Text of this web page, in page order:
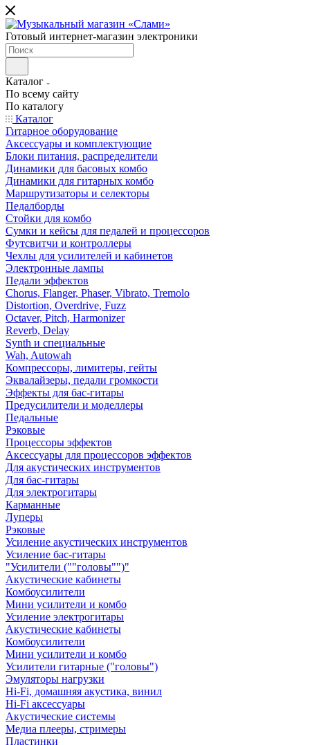
Готовый интернет-магазин электроники
Каталог
По всему сайту
По каталогу
Каталог
Гитарное оборудование
Аксессуары и комплектующие
Блоки питания, распределители
Динамики для басовых комбо
Динамики для гитарных комбо
Маршрутизаторы и селекторы
Педалборды
Стойки для комбо
Сумки и кейсы для педалей и процессоров
Футсвитчи и контроллеры
Чехлы для усилителей и кабинетов
Электронные лампы
Педали эффектов
Chorus, Flanger, Phaser, Vibrato, Tremolo
Distortion, Overdrive, Fuzz
Octaver, Pitch, Harmonizer
Reverb, Delay
Synth и специальные
Wah, Autowah
Компрессоры, лимитеры, гейты
Эквалайзеры, педали громкости
Эффекты для бас-гитары
Предусилители и моделлеры
Педальные
Рэковые
Процессоры эффектов
Аксессуары для процессоров эффектов
Для акустических инструментов
Для бас-гитары
Для электрогитары
Карманные
Луперы
Рэковые
Усиление акустических инструментов
Усиление бас-гитары
"Усилители (""головы"")"
Акустические кабинеты
Комбоусилители
Мини усилители и комбо
Усиление электрогитары
Акустические кабинеты
Комбоусилители
Мини усилители и комбо
Усилители гитарные ("головы")
Эмуляторы нагрузки
Hi-Fi, домашняя акустика, винил
Hi-Fi аксессуары
Акустические системы
Медиа плееры, стримеры
Пластинки